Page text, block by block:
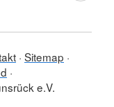
Sitemap
e.V.